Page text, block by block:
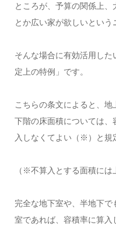
ところが、予算の関係上
とか広い家が欲しいという
そんな場合に有効活用し
定上の特例」です。
こちらの条文によると、
下階の床面積については、
入しなくてよい（※）と規
（※不算入とする面積には
完全な地下室や、半地下
室であれば、容積率に算入